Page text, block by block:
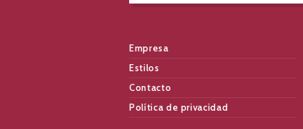
Empresa
Estilos
Contacto
Política de privacidad